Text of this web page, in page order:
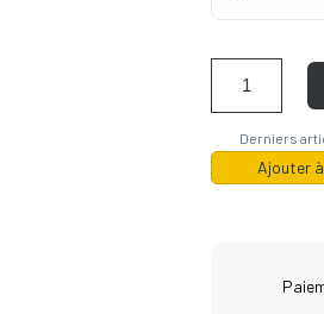
Derniers
Ajouter